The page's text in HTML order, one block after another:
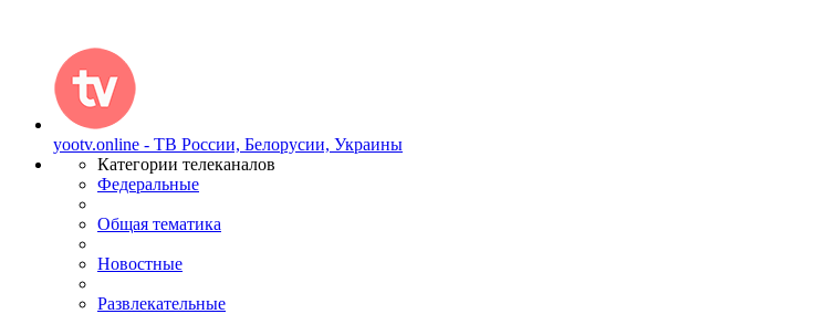
yootv.online - ТВ России, Белорусии, Украины
Категории телеканалов
Федеральные
Общая тематика
Новостные
Развлекательные